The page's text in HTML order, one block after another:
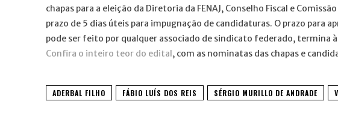
chapas para a eleição da Diretoria da FENAJ, Conselho Fiscal e
prazo de 5 dias úteis para impugnação de candidaturas. O prazo para
pode ser feito por qualquer associado de sindicato federado, termina
Confira o inteiro teor do edital, com as nominatas das chapas e
ADERBAL FILHO FÁBIO LUÍS DOS REIS SÉRGIO MURILLO DE ANDRADE